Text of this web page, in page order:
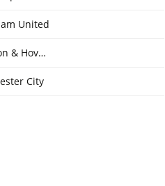
United
& Hov…
City